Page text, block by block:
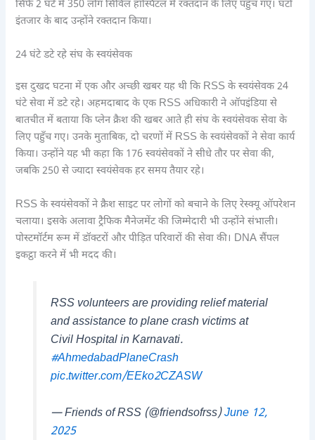
सिर्फ 2 घंटे में 350 लोग सिविल हॉस्पिटल में रक्तदान के लिए पहुँच गए। घंटों
इंतजार के बाद उन्होंने रक्तदान किया।
24 घंटे डटे रहे संघ के स्वयंसेवक
इस दुखद घटना में एक और अच्छी खबर यह थी कि RSS के स्वयंसेवक 24
घंटे सेवा में डटे रहे। अहमदाबाद के एक RSS अधिकारी ने ऑपइंडिया से
बातचीत में बताया कि प्लेन क्रैश की खबर आते ही संघ के स्वयंसेवक सेवा के
लिए पहुँच गए। उनके मुताबिक, दो चरणों में RSS के स्वयंसेवकों ने सेवा कार्य
किया। उन्होंने यह भी कहा कि 176 स्वयंसेवकों ने सीधे तौर पर सेवा की,
जबकि 250 से ज्यादा स्वयंसेवक हर समय तैयार रहे।
RSS के स्वयंसेवकों ने क्रैश साइट पर लोगों को बचाने के लिए रेस्क्यू ऑपरेशन
चलाया। इसके अलावा ट्रैफिक मैनेजमेंट की जिम्मेदारी भी उन्होंने संभाली।
पोस्टमॉर्टम रूम में डॉक्टरों और पीड़ित परिवारों की सेवा की। DNA सैंपल
इकट्ठा करने में भी मदद की।
RSS volunteers are providing relief material
and assistance to plane crash victims at
Civil Hospital in Karnavati.
#AhmedabadPlaneCrash
pic.twitter.com/EEko2CZASW
— Friends of RSS (@friendsofrss)June 12,
2025